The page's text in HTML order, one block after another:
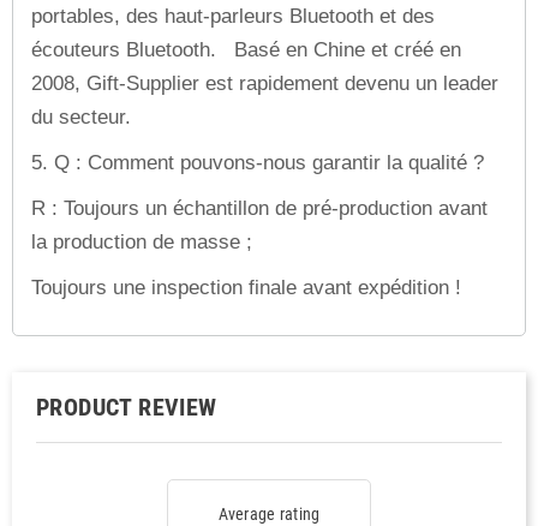
portables, des haut-parleurs Bluetooth et des
écouteurs Bluetooth. Basé en Chine et créé en
2008, Gift-Supplier est rapidement devenu un leader
du secteur.
5. Q : Comment pouvons-nous garantir la qualité ?
R : Toujours un échantillon de pré-production avant
la production de masse ;
Toujours une inspection finale avant expédition !
PRODUCT REVIEW
Average rating